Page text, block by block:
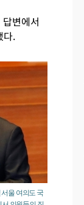
변에서
다.
울 여의도 국